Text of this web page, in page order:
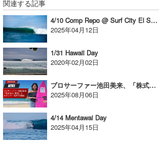
関連する記事
4/10 Comp Repo @ Surf City El Salvador Pro Punta Roca
2025年04月12日
1/31 Hawaii Day
2020年02月02日
プロサーファー池田美来、「株式会社 澤西」とスポンサー契約を締結
2025年08月06日
4/14 Mentawai Day
2025年04月15日